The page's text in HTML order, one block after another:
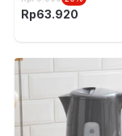
Rp63.920